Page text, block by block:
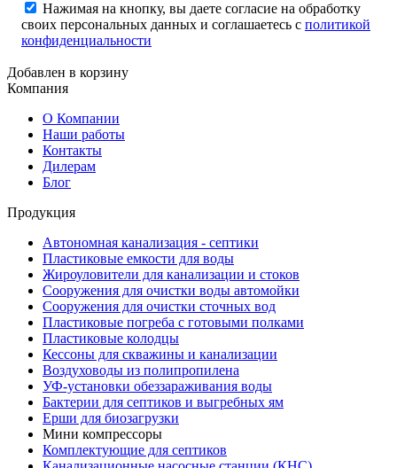
Нажимая на кнопку, вы даете согласие на обработку
своих персональных данных и соглашаетесь с политикой
конфиденциальности
Добавлен в корзину
Компания
О Компании
Наши работы
Контакты
Дилерам
Блог
Продукция
Автономная канализация - септики
Пластиковые емкости для воды
Жироуловители для канализации и стоков
Сооружения для очистки воды автомойки
Сооружения для очистки сточных вод
Пластиковые погреба с готовыми полками
Пластиковые колодцы
Кессоны для скважины и канализации
Воздуховоды из полипропилена
УФ-установки обеззараживания воды
Бактерии для септиков и выгребных ям
Ерши для биозагрузки
Мини компрессоры
Комплектующие для септиков